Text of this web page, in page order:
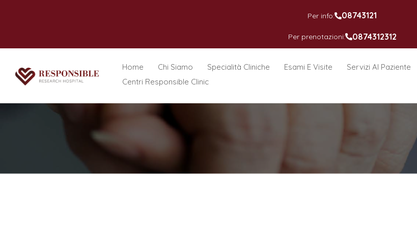
Per info: 08743121
Per prenotazioni: 0874312312
Home Chi Siamo Specialità Cliniche Esami E Visite Servizi Al Paziente
Centri Responsible Clinic